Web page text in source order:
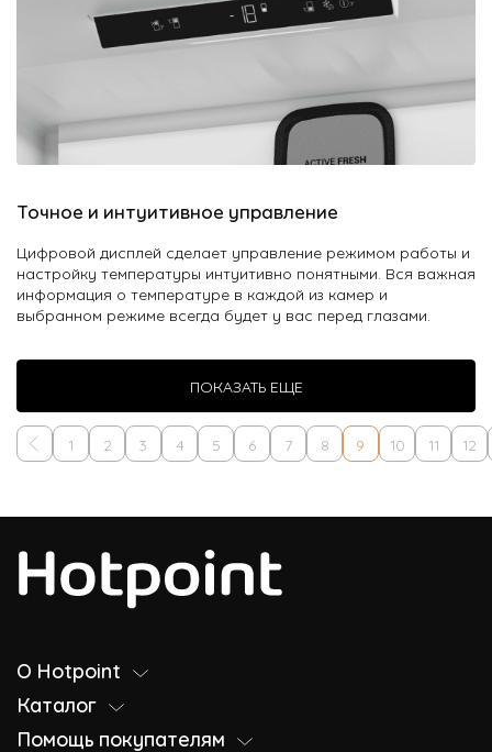
Точное и интуитивное управление
Цифровой дисплей сделает управление режимом работы и
настройку температуры интуитивно понятными. Вся важная
информация о температуре в каждой из камер и
выбранном режиме всегда будет у вас перед глазами.
ПОКАЗАТЬ ЕЩЕ
1 2 3 4 5 6 7 8 9 10 11 12
О Hotpoint
Каталог
Помощь покупателям